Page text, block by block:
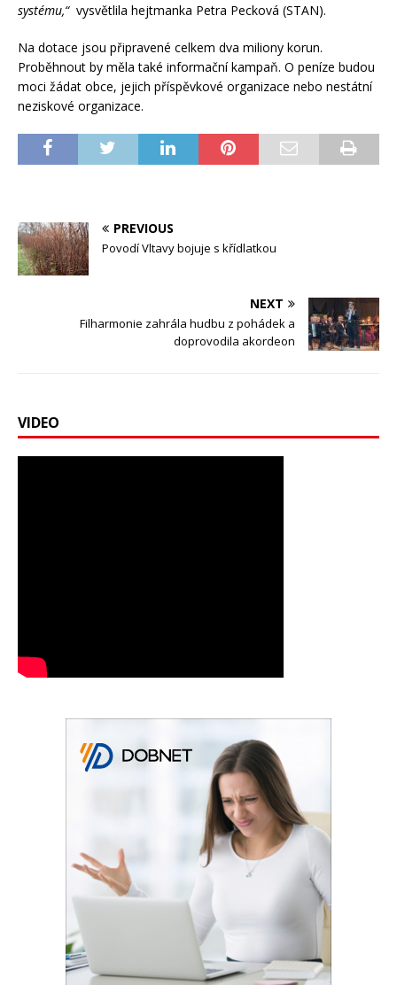
systému,“vysvětlila hejtmanka Petra Pecková (STAN).
Na dotace jsou připravené celkem dva miliony korun.
Proběhnout by měla také informační kampaň. O peníze budou
moci žádat obce, jejich příspěvkové organizace nebo nestátní
neziskové organizace.
PREVIOUS
Povodí Vltavy bojuje s křídlatkou
NEXT
Filharmonie zahrála hudbu z pohádek a
doprovodila akordeon
VIDEO